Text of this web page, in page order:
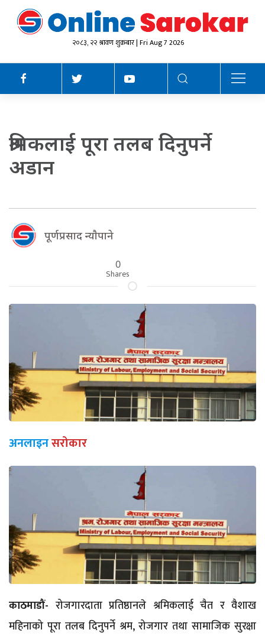
२०८३, २२ श्रावण शुक्रबार | Fri Aug 7 2026
श्रमिकलाई पूरा तलब दिनुपर्ने
अडान
पूर्णप्रसाद न्याैपाने
0
Shares
अनलाइनसरोकार
काठमाडौं- रोजगारदाता प्रतिष्ठानले श्रमिकलाई चैत र वैशाख
महिनाको पूरा तलब दिनुपर्ने श्रम, रोजगार तथा सामाजिक सुरक्षा